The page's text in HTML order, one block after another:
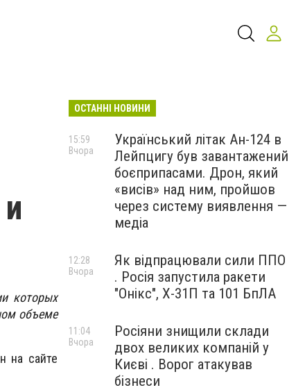
которых
объеме
на сайте
ОСТАННІ НОВИНИ
Український літак Ан-124 в
Лейпцигу був завантажений
боєприпасами. Дрон, який
«висів» над ним, пройшов
через систему виявлення —
медіа
15:59
Вчора
Як відпрацювали сили ППО
. Росія запустила ракети
"Онікс", Х-31П та 101 БпЛА
12:28
Вчора
Росіяни знищили склади
двох великих компаній у
Києві . Ворог атакував
бізнеси
11:04
Вчора